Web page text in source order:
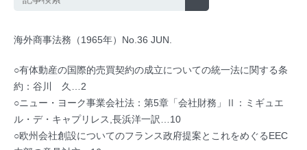
海外商事法務（1965年）No.36 JUN.
○有体動産の国際的売買契約の成立についての統一法に関する条
約：谷川 久…2
○ニュー・ヨーク事業会社法：第5章「会社財務」Ⅱ：ミギュエ
ル・デ・キャプリレス,長浜洋一訳…10
○欧州会社創設についてのフランス政府提案とこれをめぐるEEC